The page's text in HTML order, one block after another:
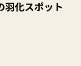
羽化スポット